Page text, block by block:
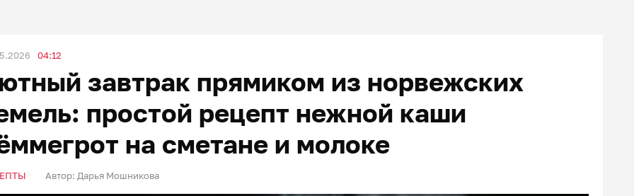
04:12
завтрак прямиком из норвежских
простой рецепт нежной каши
на сметане и молоке
Автор: Дарья Мошникова